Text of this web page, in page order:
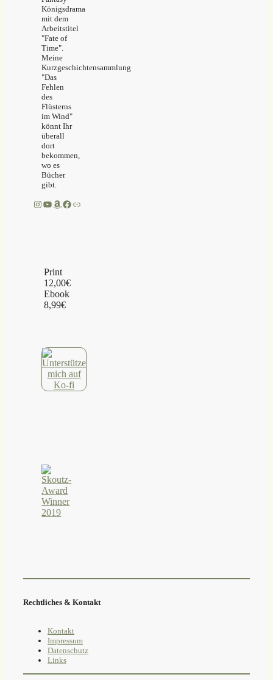
Königsdrama
mit dem
Arbeitstitel
"Fate of
Time".
Meine
Kurzgeschichtensammlung
"Das
Fehlen
des
Flüsterns
im Wind"
könnt Ihr
überall
dort
bekommen,
wo es
Bücher
gibt.
Instagram
YouTube
Amazon
Facebook
Link
Print
12,00€
Ebook
8,99€
Rechtliches & Kontakt
Kontakt
Impressum
Datenschutz
Links